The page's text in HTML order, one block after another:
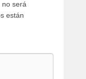
no será
están